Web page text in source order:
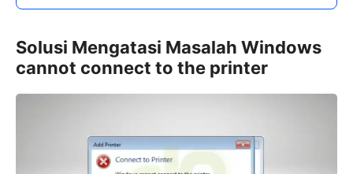
Solusi Mengatasi Masalah Windows
cannot connect to the printer